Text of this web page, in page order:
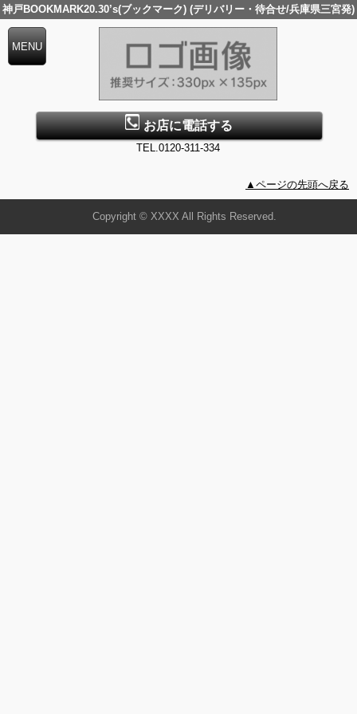
神戸BOOKMARK20.30’s(ブックマーク) (デリバリー・待合せ/兵庫県三宮発)
お店に電話する
TEL.0120-311-334
▲ページの先頭へ戻る
Copyright © XXXX All Rights Reserved.